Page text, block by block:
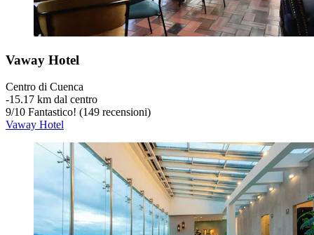
Vaway Hotel
Centro di Cuenca
‐15.17 km dal centro
9/10 Fantastico! (149 recensioni)
Vaway Hotel